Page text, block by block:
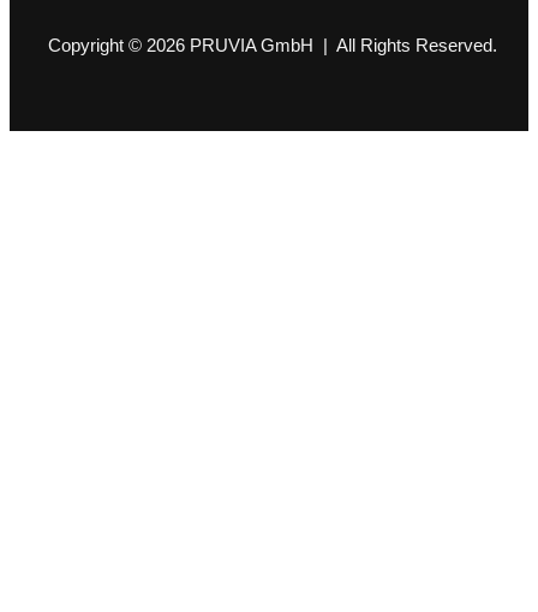
Copyright © 2026 PRUVIA GmbH | All Rights Reserved.